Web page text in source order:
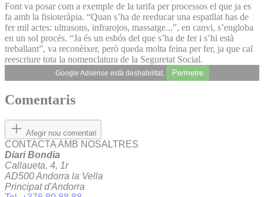
Font va posar com a exemple de la tarifa per processos el que ja es
fa amb la fisioteràpia. “Quan s’ha de reeducar una espatllat has de
fer mil actes: ultrasons, infrarojos, massatge...”, en canvi, s’engloba
en un sol procés. “Ja és un esbós del que s’ha de fer i s’hi està
treballant”, va reconèixer, però queda molta feina per fer, ja que cal
reescriure tota la nomenclatura de la Seguretat Social.
Google Adsense està deshabilitat. Permetre
Comentaris
Afegir nou comentari
CONTACTA AMB NOSALTRES
Diari Bondia
Callaueta, 4, 1r
AD500 Andorra la Vella
Principat d'Andorra